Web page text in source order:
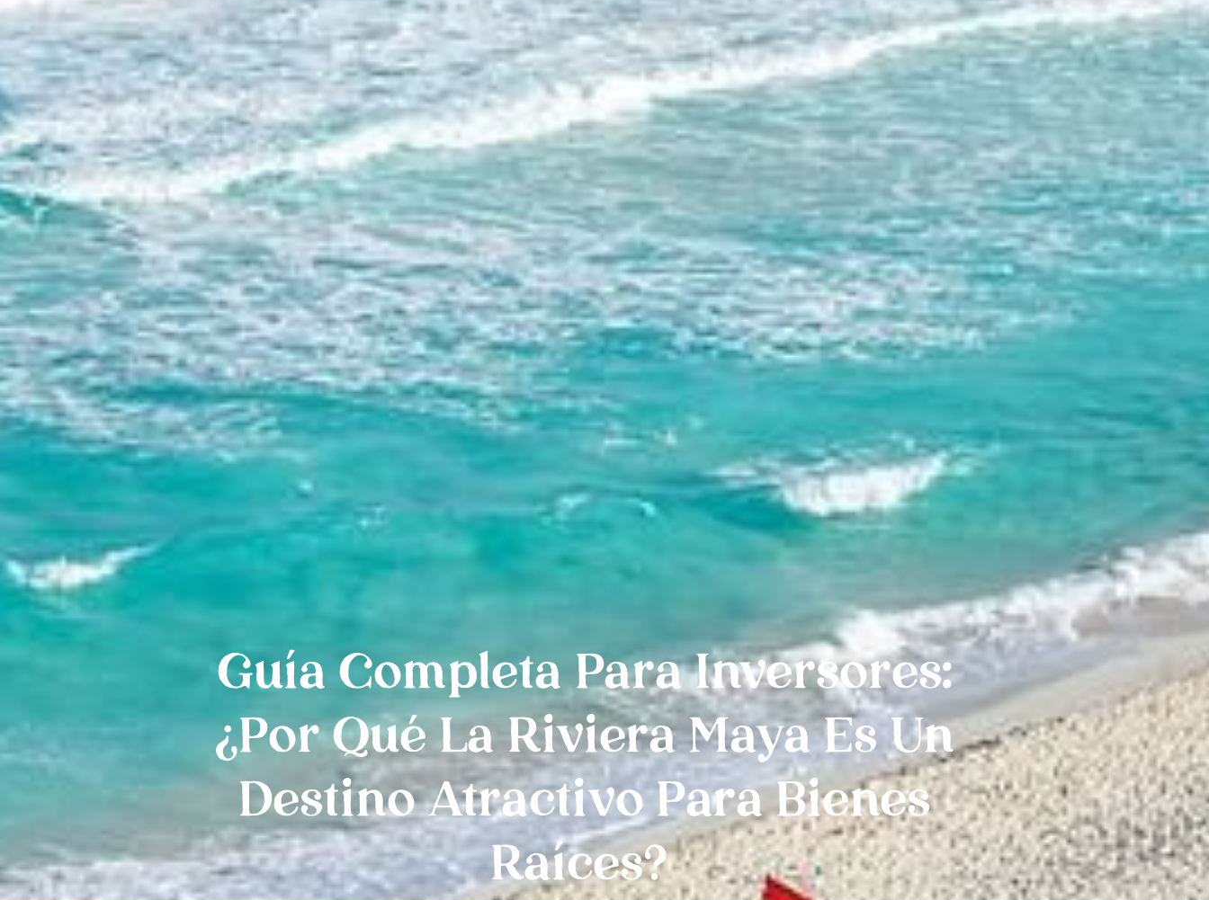
Guía Completa Para Inversores:
¿Por Qué La Riviera Maya Es Un
Destino Atractivo Para Bienes
Raíces?